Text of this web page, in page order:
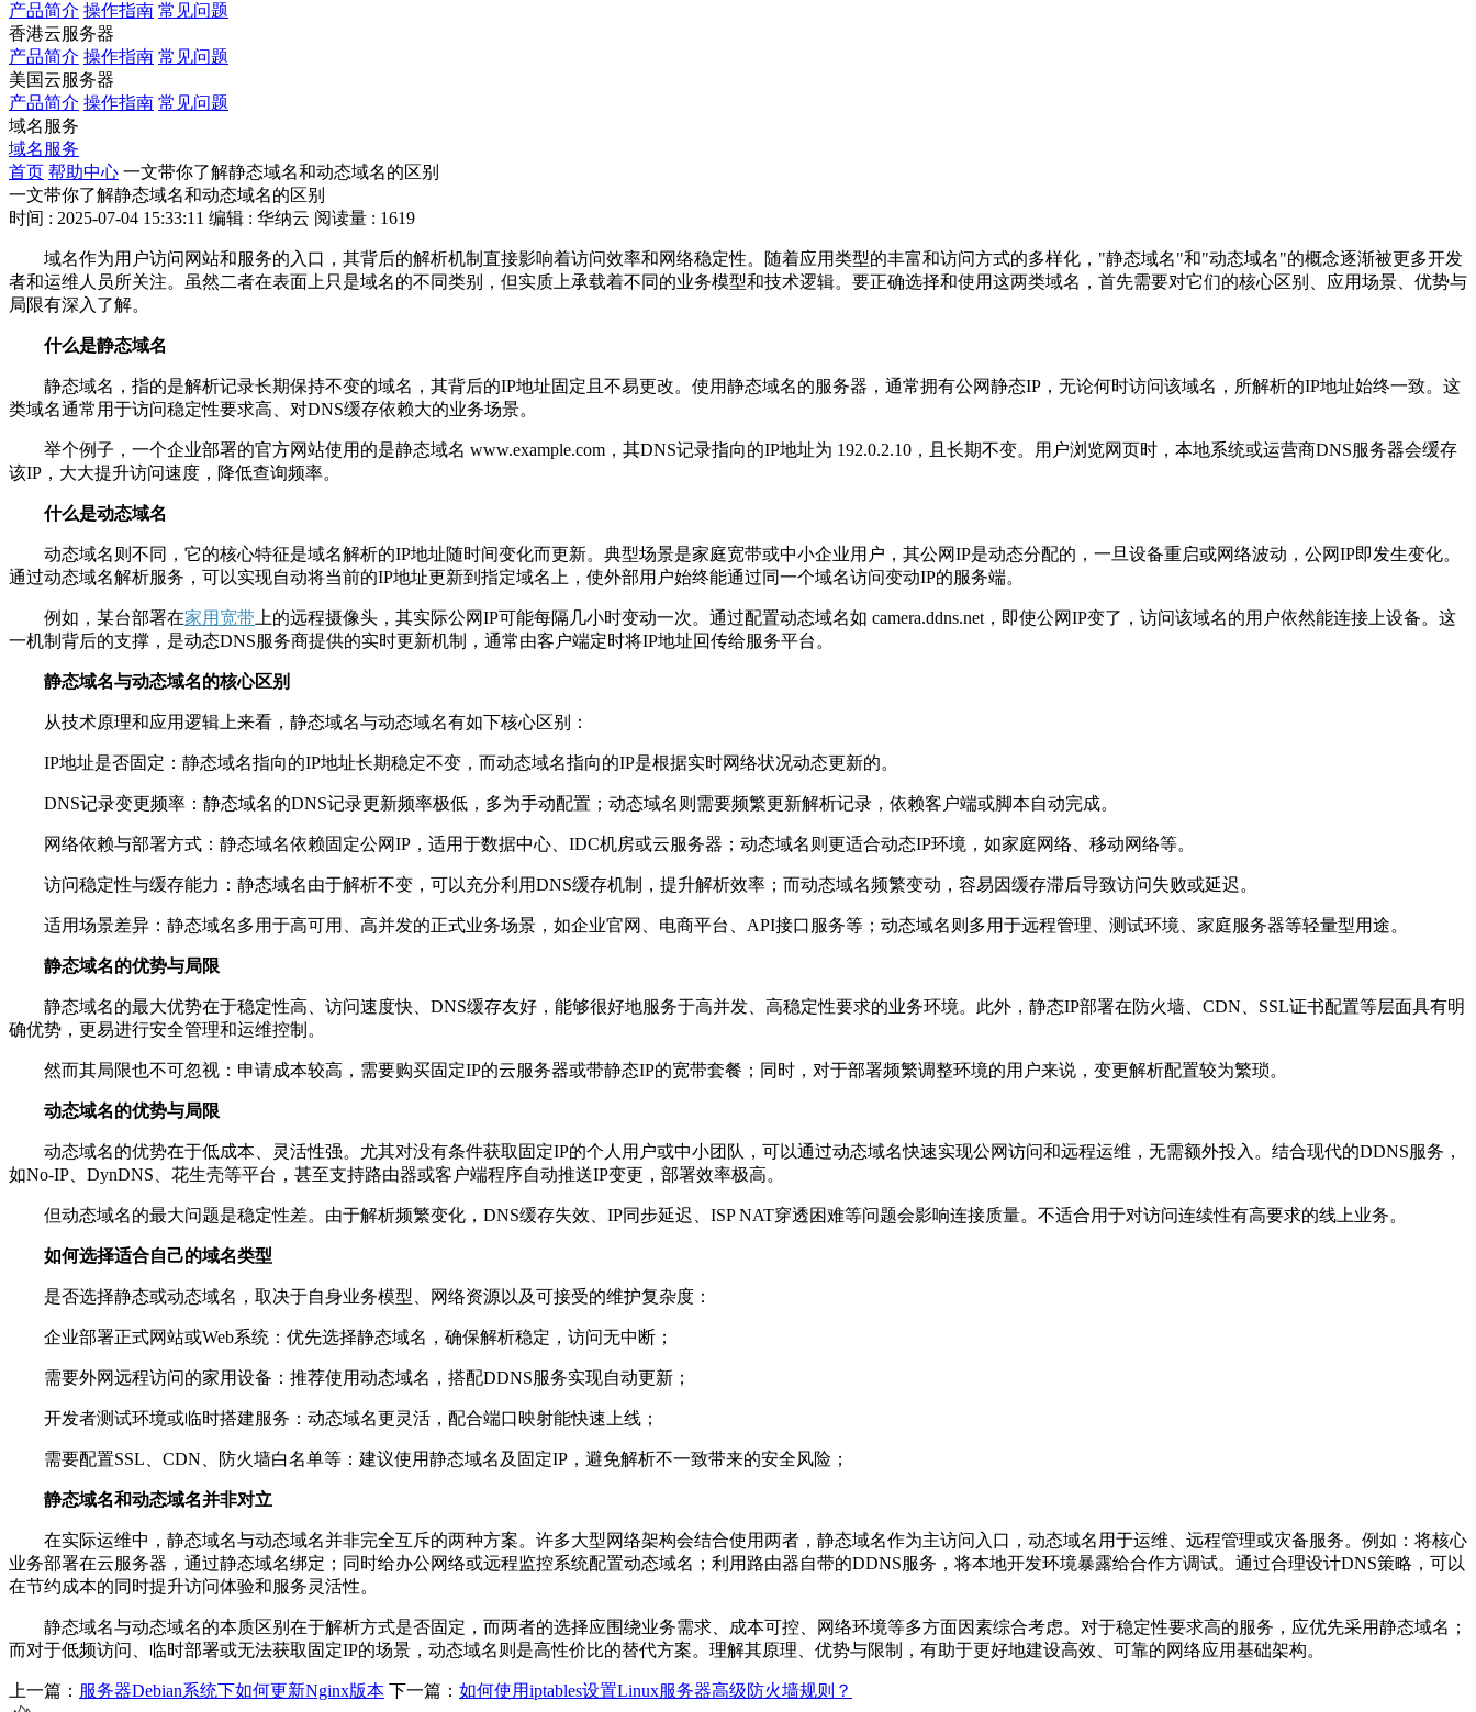
产品简介 操作指南 常见问题
香港云服务器
产品简介 操作指南 常见问题
美国云服务器
产品简介 操作指南 常见问题
域名服务
域名服务
首页 帮助中心 一文带你了解静态域名和动态域名的区别
一文带你了解静态域名和动态域名的区别
时间 : 2025-07-04 15:33:11 编辑 : 华纳云 阅读量 : 1619
域名作为用户访问网站和服务的入口，其背后的解析机制直接影响着访问效率和网络稳定性。随着应用类型的丰富和访问方式的多样化，"静态域名"和"动态域名"的概念逐渐被更多开发
者和运维人员所关注。虽然二者在表面上只是域名的不同类别，但实质上承载着不同的业务模型和技术逻辑。要正确选择和使用这两类域名，首先需要对它们的核心区别、应用场景、优势与
局限有深入了解。
什么是静态域名
静态域名，指的是解析记录长期保持不变的域名，其背后的IP地址固定且不易更改。使用静态域名的服务器，通常拥有公网静态IP，无论何时访问该域名，所解析的IP地址始终一致。这
类域名通常用于访问稳定性要求高、对DNS缓存依赖大的业务场景。
举个例子，一个企业部署的官方网站使用的是静态域名 www.example.com，其DNS记录指向的IP地址为 192.0.2.10，且长期不变。用户浏览网页时，本地系统或运营商DNS服务器会缓存
该IP，大大提升访问速度，降低查询频率。
什么是动态域名
动态域名则不同，它的核心特征是域名解析的IP地址随时间变化而更新。典型场景是家庭宽带或中小企业用户，其公网IP是动态分配的，一旦设备重启或网络波动，公网IP即发生变化。
通过动态域名解析服务，可以实现自动将当前的IP地址更新到指定域名上，使外部用户始终能通过同一个域名访问变动IP的服务端。
例如，某台部署在家用宽带 上的远程摄像头，其实际公网IP可能每隔几小时变动一次。通过配置动态域名如 camera.ddns.net，即使公网IP变了，访问该域名的用户依然能连接上设备。这
一机制背后的支撑，是动态DNS服务商提供的实时更新机制，通常由客户端定时将IP地址回传给服务平台。
静态域名与动态域名的核心区别
从技术原理和应用逻辑上来看，静态域名与动态域名有如下核心区别：
IP地址是否固定：静态域名指向的IP地址长期稳定不变，而动态域名指向的IP是根据实时网络状况动态更新的。
DNS记录变更频率：静态域名的DNS记录更新频率极低，多为手动配置；动态域名则需要频繁更新解析记录，依赖客户端或脚本自动完成。
网络依赖与部署方式：静态域名依赖固定公网IP，适用于数据中心、IDC机房或云服务器；动态域名则更适合动态IP环境，如家庭网络、移动网络等。
访问稳定性与缓存能力：静态域名由于解析不变，可以充分利用DNS缓存机制，提升解析效率；而动态域名频繁变动，容易因缓存滞后导致访问失败或延迟。
适用场景差异：静态域名多用于高可用、高并发的正式业务场景，如企业官网、电商平台、API接口服务等；动态域名则多用于远程管理、测试环境、家庭服务器等轻量型用途。
静态域名的优势与局限
静态域名的最大优势在于稳定性高、访问速度快、DNS缓存友好，能够很好地服务于高并发、高稳定性要求的业务环境。此外，静态IP部署在防火墙、CDN、SSL证书配置等层面具有明
确优势，更易进行安全管理和运维控制。
然而其局限也不可忽视：申请成本较高，需要购买固定IP的云服务器或带静态IP的宽带套餐；同时，对于部署频繁调整环境的用户来说，变更解析配置较为繁琐。
动态域名的优势与局限
动态域名的优势在于低成本、灵活性强。尤其对没有条件获取固定IP的个人用户或中小团队，可以通过动态域名快速实现公网访问和远程运维，无需额外投入。结合现代的DDNS服务，
如No-IP、DynDNS、花生壳等平台，甚至支持路由器或客户端程序自动推送IP变更，部署效率极高。
但动态域名的最大问题是稳定性差。由于解析频繁变化，DNS缓存失效、IP同步延迟、ISP NAT穿透困难等问题会影响连接质量。不适合用于对访问连续性有高要求的线上业务。
如何选择适合自己的域名类型
是否选择静态或动态域名，取决于自身业务模型、网络资源以及可接受的维护复杂度：
企业部署正式网站或Web系统：优先选择静态域名，确保解析稳定，访问无中断；
需要外网远程访问的家用设备：推荐使用动态域名，搭配DDNS服务实现自动更新；
开发者测试环境或临时搭建服务：动态域名更灵活，配合端口映射能快速上线；
需要配置SSL、CDN、防火墙白名单等：建议使用静态域名及固定IP，避免解析不一致带来的安全风险；
静态域名和动态域名并非对立
在实际运维中，静态域名与动态域名并非完全互斥的两种方案。许多大型网络架构会结合使用两者，静态域名作为主访问入口，动态域名用于运维、远程管理或灾备服务。例如：将核心
业务部署在云服务器，通过静态域名绑定；同时给办公网络或远程监控系统配置动态域名；利用路由器自带的DDNS服务，将本地开发环境暴露给合作方调试。通过合理设计DNS策略，可以
在节约成本的同时提升访问体验和服务灵活性。
静态域名与动态域名的本质区别在于解析方式是否固定，而两者的选择应围绕业务需求、成本可控、网络环境等多方面因素综合考虑。对于稳定性要求高的服务，应优先采用静态域名；
而对于低频访问、临时部署或无法获取固定IP的场景，动态域名则是高性价比的替代方案。理解其原理、优势与限制，有助于更好地建设高效、可靠的网络应用基础架构。
上一篇： 服务器Debian系统下如何更新Nginx版本 下一篇： 如何使用iptables设置Linux服务器高级防火墙规则？